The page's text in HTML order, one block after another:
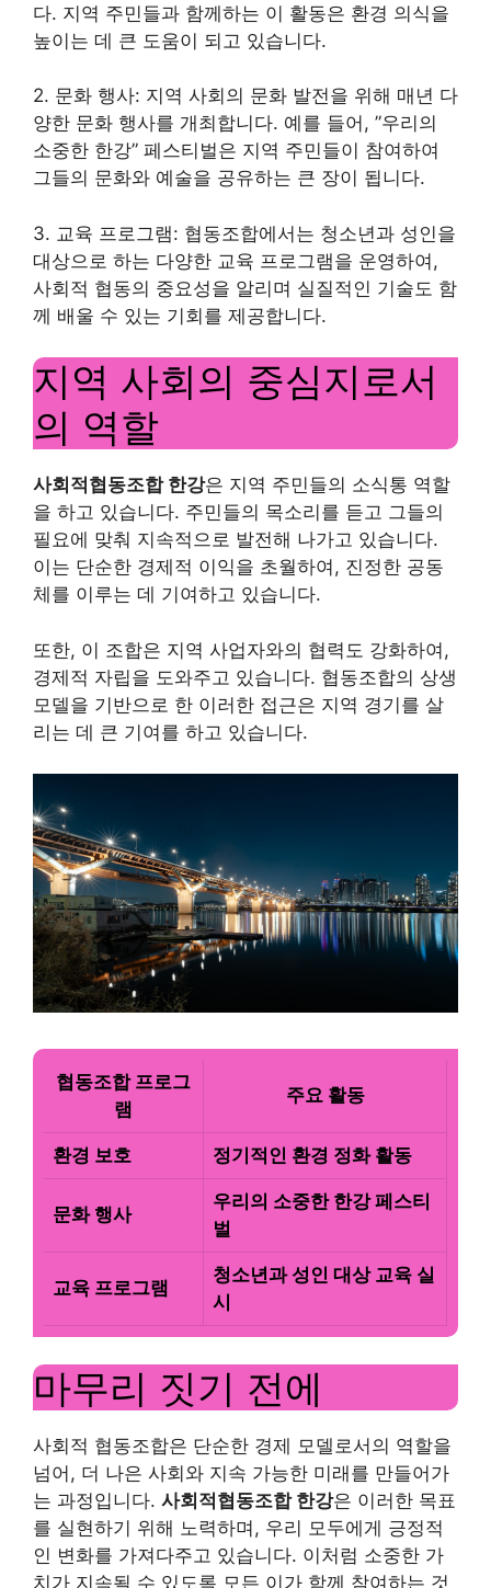
다. 지역 주민들과 함께하는 이 활동은 환경 의식을
높이는 데 큰 도움이 되고 있습니다.
2. 문화 행사: 지역 사회의 문화 발전을 위해 매년 다
양한 문화 행사를 개최합니다. 예를 들어, ”우리의
소중한 한강” 페스티벌은 지역 주민들이 참여하여
그들의 문화와 예술을 공유하는 큰 장이 됩니다.
3. 교육 프로그램: 협동조합에서는 청소년과 성인을
대상으로 하는 다양한 교육 프로그램을 운영하여,
사회적 협동의 중요성을 알리며 실질적인 기술도 함
께 배울 수 있는 기회를 제공합니다.
지역 사회의 중심지로서
의 역할
사회적협동조합 한강은 지역 주민들의 소식통 역할
을 하고 있습니다. 주민들의 목소리를 듣고 그들의
필요에 맞춰 지속적으로 발전해 나가고 있습니다.
이는 단순한 경제적 이익을 초월하여, 진정한 공동
체를 이루는 데 기여하고 있습니다.
또한, 이 조합은 지역 사업자와의 협력도 강화하여,
경제적 자립을 도와주고 있습니다. 협동조합의 상생
모델을 기반으로 한 이러한 접근은 지역 경기를 살
리는 데 큰 기여를 하고 있습니다.
협동조합 프로그
램
주요 활동
환경 보호 정기적인 환경 정화 활동
문화 행사
우리의 소중한 한강 페스티
벌
교육 프로그램
청소년과 성인 대상 교육 실
시
마무리 짓기 전에
사회적 협동조합은 단순한 경제 모델로서의 역할을
넘어, 더 나은 사회와 지속 가능한 미래를 만들어가
는 과정입니다. 사회적협동조합 한강은 이러한 목표
를 실현하기 위해 노력하며, 우리 모두에게 긍정적
인 변화를 가져다주고 있습니다. 이처럼 소중한 가
치가 지속될 수 있도록 모든 이가 함께 참여하는 것